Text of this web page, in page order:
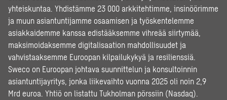
yhteiskuntaa. Yhdistämme 23 000 arkkitehtimme, insinöörimme
ja muun asiantuntijamme osaamisen ja työskentelemme
asiakkaidemme kanssa edistääksemme vihreää siirtymää,
maksimoidaksemme digitalisaation mahdollisuudet ja
vahvistaaksemme Euroopan kilpailukykyä ja resilienssiä.
Sweco on Euroopan johtava suunnittelun ja konsultoinnin
asiantuntijayritys, jonka liikevaihto vuonna 2025 oli noin 2,9
Mrd euroa. Yhtiö on listattu Tukholman pörssiin (Nasdaq).